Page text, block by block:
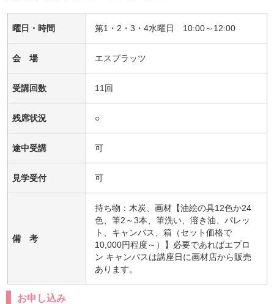
曜日・時間 第1・2・3・4水曜日 10:00～12:00
会 場 エスプラッツ
受講回数 11回
残席状況 ○
途中受講 可
見学受付 可
備 考
持ち物：木炭、画材【油絵の具12色か24
色、筆2～3本、筆洗い、溶き油、パレッ
ト、キャンバス、箱（セット価格で
10,000円程度～）】必要であればエプロ
ン キャンバスは講座日に画材店から販売
あります。
お申し込み